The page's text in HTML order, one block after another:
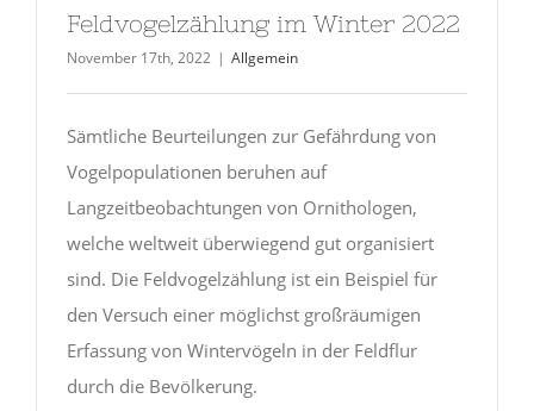
Feldvogelzählung im Winter 2022
November 17th, 2022 | Allgemein
Sämtliche Beurteilungen zur Gefährdung von
Vogelpopulationen beruhen auf
Langzeitbeobachtungen von Ornithologen,
welche weltweit überwiegend gut organisiert
sind. Die Feldvogelzählung ist ein Beispiel für
den Versuch einer möglichst großräumigen
Erfassung von Wintervögeln in der Feldflur
durch die Bevölkerung.